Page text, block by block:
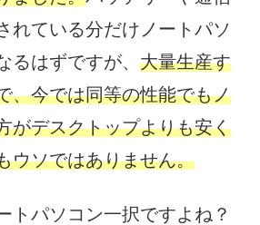
れている分だけノートパソ
るはずですが、 大量生産す
、今では同等の性能でもノ
がデスクトップよりも安く
ウソではありません。
トパソコン一択ですよね？